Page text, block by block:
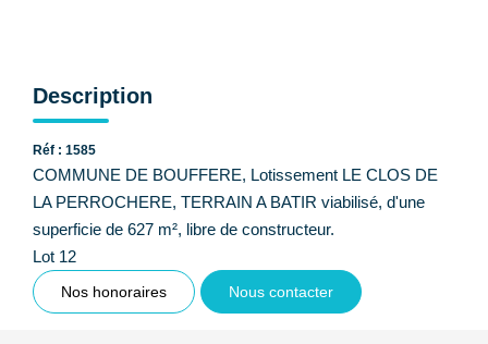
Description
Réf : 1585
COMMUNE DE BOUFFERE, Lotissement LE CLOS DE
LA PERROCHERE, TERRAIN A BATIR viabilisé, d'une
superficie de 627 m², libre de constructeur.
Lot 12
Nos honoraires Nous contacter